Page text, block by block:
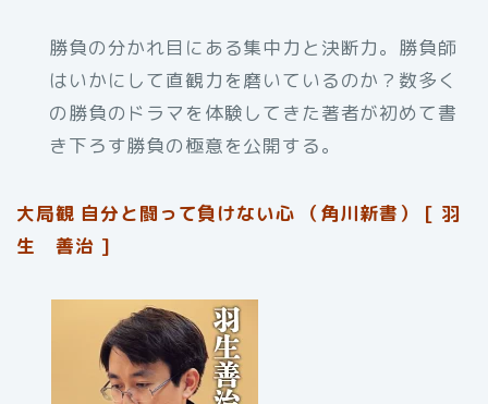
勝負の分かれ目にある集中力と決断力。勝負師
はいかにして直観力を磨いているのか？数多く
の勝負のドラマを体験してきた著者が初めて書
き下ろす勝負の極意を公開する。
大局観 自分と闘って負けない心 （角川新書） [ 羽
生 善治 ]